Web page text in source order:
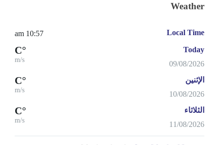
Weather
Local Time
10:57 am
Today
09/08/2026
°C
m/s
الإثنين
10/08/2026
°C
m/s
الثلاثاء
11/08/2026
°C
m/s